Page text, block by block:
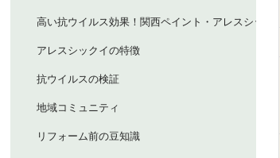
高い抗ウイルス効果！関西ペイント・アレスシックイ
アレスシックイの特徴
抗ウイルスの検証
地域コミュニティ
リフォーム前の豆知識